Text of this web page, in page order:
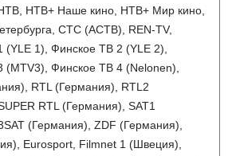
НТВ+ Наше кино, НТВ+ Мир кино,
СТС (АСТВ), REN-TV,
(YLE 1), Финское ТВ 2 (YLE 2),
(MTV3), Финское ТВ 4 (Nelonen),
RTL (Германия), RTL2
RTL (Германия), SAT1
(Германия), ZDF (Германия),
Eurosport, Filmnet 1 (Швеция),